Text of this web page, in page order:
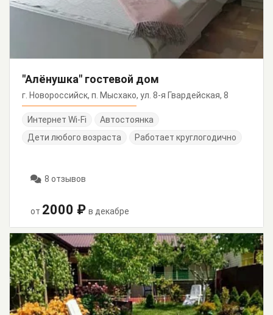
"Алёнушка" гостевой дом
г. Новороссийск, п. Мысхако, ул. 8-я Гвардейская, 8
Интернет Wi-Fi
Автостоянка
Дети любого возраста
Работает круглогодично
8 отзывов
от 2000 ₽ в декабре